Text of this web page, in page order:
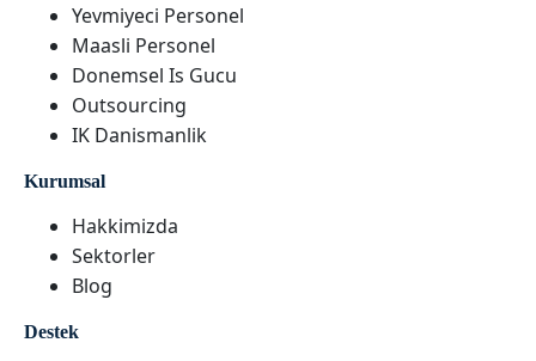
Yevmiyeci Personel
Maasli Personel
Donemsel Is Gucu
Outsourcing
IK Danismanlik
Kurumsal
Hakkimizda
Sektorler
Blog
Destek